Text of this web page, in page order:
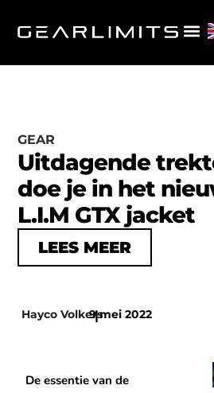
GEAR
Uitdagende
doe je in het
L.I.M GTX jacket
LEES MEER
Hayco Volkers
|
9 mei 2022
De essentie van de